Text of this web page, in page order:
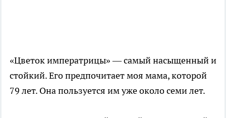
«Цветок императрицы» — самый насыщенный и
стойкий. Его предпочитает моя мама, которой
79 лет. Она пользуется им уже около семи лет.